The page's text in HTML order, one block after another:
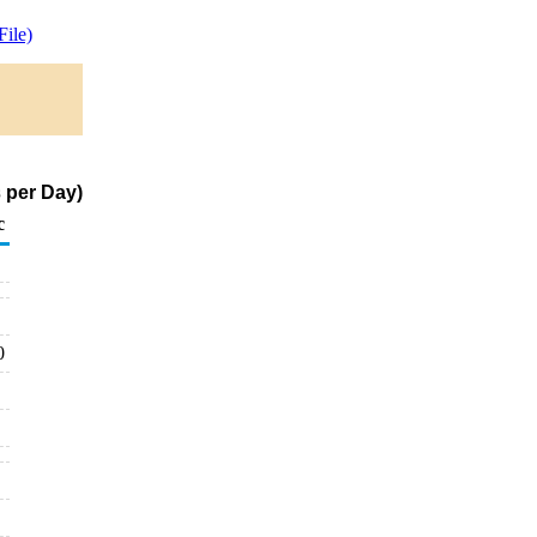
per Day)